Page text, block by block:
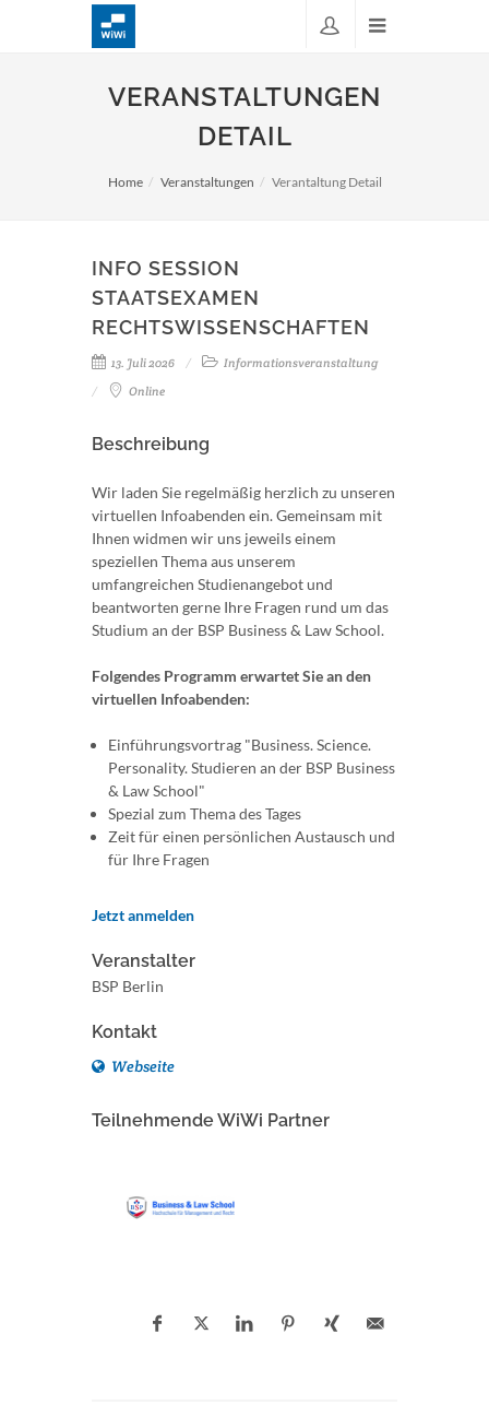
VERANSTALTUNGEN
DETAIL
Home Veranstaltungen Verantaltung Detail
INFO SESSION
STAATSEXAMEN
RECHTSWISSENSCHAFTEN
13. Juli 2026
Informationsveranstaltung
Online
Beschreibung
Wir laden Sie regelmäßig herzlich zu unseren
virtuellen Infoabenden ein. Gemeinsam mit
Ihnen widmen wir uns jeweils einem
speziellen Thema aus unserem
umfangreichen Studienangebot und
beantworten gerne Ihre Fragen rund um das
Studium an der BSP Business & Law School.
Folgendes Programm erwartet Sie an den
virtuellen Infoabenden:
Einführungsvortrag "Business. Science.
Personality. Studieren an der BSP Business
& Law School"
Spezial zum Thema des Tages
Zeit für einen persönlichen Austausch und
für Ihre Fragen
Jetzt anmelden
Veranstalter
BSP Berlin
Kontakt
Webseite
Teilnehmende WiWi Partner